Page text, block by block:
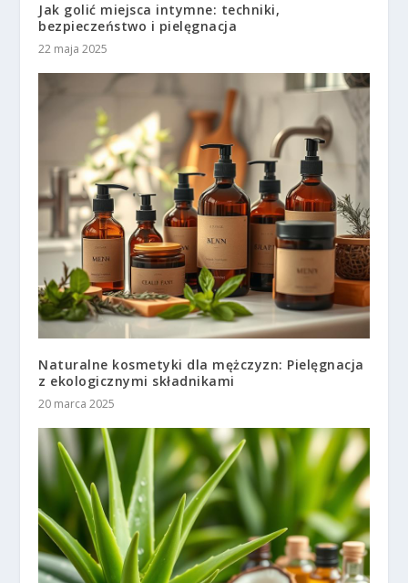
Jak golić miejsca intymne: techniki,
bezpieczeństwo i pielęgnacja
22 maja 2025
Naturalne kosmetyki dla mężczyzn: Pielęgnacja
z ekologicznymi składnikami
20 marca 2025